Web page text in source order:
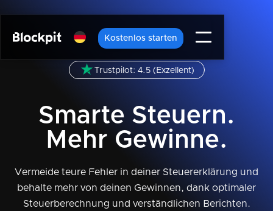
Kostenlos starten
Trustpilot: 4.5 (Exzellent)
Smarte Steuern.
Mehr Gewinne.
Vermeide teure Fehler in deiner Steuererklärung und
behalte mehr von deinen Gewinnen, dank optimaler
Steuerberechnung und verständlichen Berichten.